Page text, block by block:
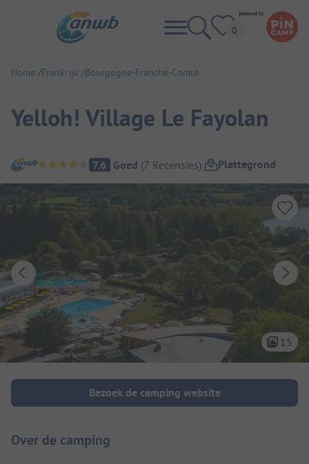
Home Frankrijk Bourgogne-Franche-Comté
Yelloh! Village Le Fayolan
Camping overzicht
7.6 Goed (7 Recensies) Plattegrond
15
Camping introductie
Bezoek de camping website
Over de camping